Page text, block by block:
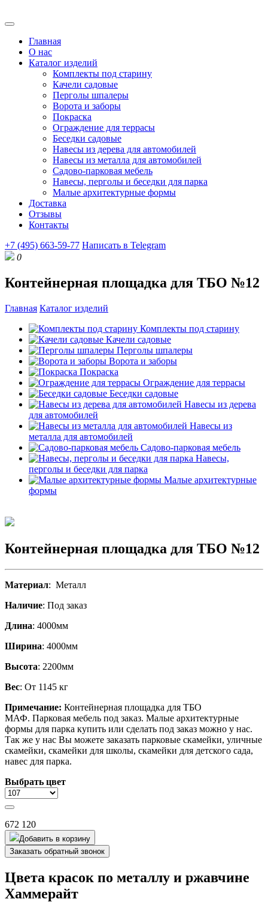
Главная
О нас
Каталог изделий
Комплекты под старину
Качели садовые
Перголы шпалеры
Ворота и заборы
Покраска
Ограждение для террасы
Беседки садовые
Навесы из дерева для автомобилей
Навесы из металла для автомобилей
Садово-парковая мебель
Навесы, перголы и беседки для парка
Малые архитектурные формы
Доставка
Отзывы
Контакты
+7 (495) 663-59-77 Написать в Telegram
0
Контейнерная площадка для ТБО №12
Главная Каталог изделий
Комплекты под старину
Качели садовые
Перголы шпалеры
Ворота и заборы
Покраска
Ограждение для террасы
Беседки садовые
Навесы из дерева
для автомобилей
Навесы из
металла для автомобилей
Садово-парковая мебель
Навесы,
перголы и беседки для парка
Малые архитектурные
формы
Контейнерная площадка для ТБО №12
Материал: Металл
Наличие: Под заказ
Длина: 4000мм
Ширина: 4000мм
Высота: 2200мм
Вес: От 1145 кг
Примечание: Контейнерная площадка для ТБО
МАФ. Парковая мебель под заказ. Малые архитектурные
формы для парка купить или сделать под заказ можно у нас.
Так же у нас Вы можете заказать парковые скамейки, уличные
скамейки, скамейки для школы, скамейки для детского сада,
навес для парка.
Выбрать цвет
672 120
Добавить в корзину
Заказать обратный звонок
Цвета красок по металлу и ржавчине
Хаммерайт